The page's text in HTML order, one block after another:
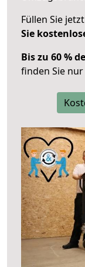
Füllen Sie
Sie
Bis zu 60 %
finden Sie